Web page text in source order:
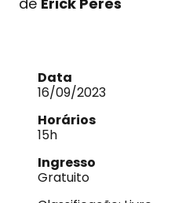
Data
16/09/2023
Horários
15h
Ingresso
Gratuito